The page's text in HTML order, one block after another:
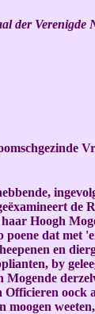
der Verenigde
de
Hoogh
dat met
en
by
Mogende
Officieren oock
moogen